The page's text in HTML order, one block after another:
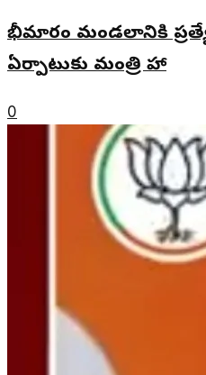
భీమారం మండలానికి
ఏర్పాటుకు మంత్రి హామీ
0